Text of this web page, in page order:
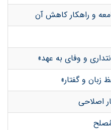
و راهکار کاهش آن
و وفای به عهد»
زبان و گفتار»
اصلاحی